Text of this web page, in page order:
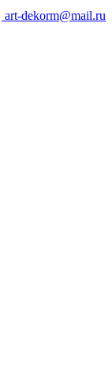
art-dekorm@mail.ru